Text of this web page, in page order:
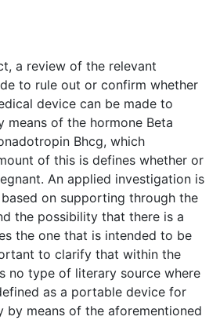
a review of the relevant
to rule out or confirm whether
device can be made to
means of the hormone Beta
Bhcg, which
of this is defines whether or
An applied investigation is
on supporting through the
the possibility that there is a
the one that is intended to be
to clarify that within the
no type of literary source where
as a portable device for
by means of the aforementioned